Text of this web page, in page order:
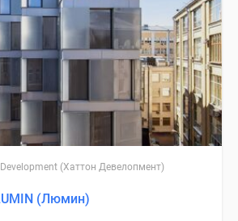
(Хаттон Девелопмент)
(Люмин)